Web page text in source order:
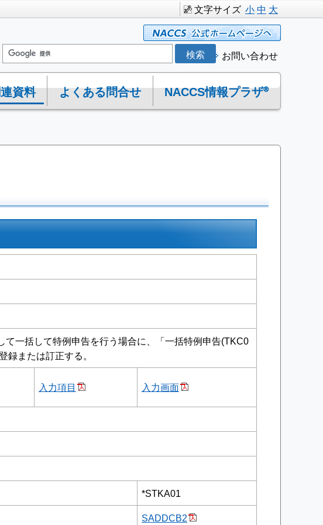
文字サイズ 小中 大
お問い合わせ
資料 よくある問合せ NACCS情報プラザ®
て一括して特例申告を行う場合に、「一括特例申告(TKC0
または訂正する。
入力項目 入力画面
*STKA01
SADDCB2